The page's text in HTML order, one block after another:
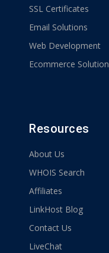
SSL Certificates
Email Solutions
Web Development
Ecommerce Solution
Resources
About Us
WHOIS Search
Affiliates
LinkHost Blog
Contact Us
LiveChat